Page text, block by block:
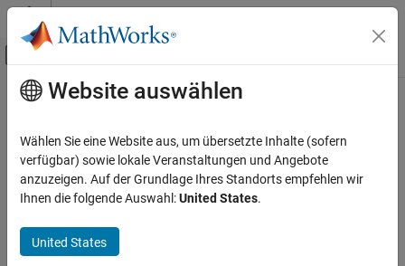
Weiter zum Inhalt
Umschaltung für Off-Canvas-
Startseite der Dokumentation
Polyspace Bug Finder
Reviewing and Reporting Results
Polyspace Bug Finder Results
Coding Standards
Hauptinhalt
CWE Rule 693
Protection Mechanism Failure
Since R2024a
expand all in page
The product does not use or incorrectly uses a protection
Website auswählen
Wählen Sie eine Website aus, um übersetzte Inhalte (sofern
verfügbar) sowie lokale Veranstaltungen und Angebote
anzuzeigen. Auf der Grundlage Ihres Standorts empfehlen wir
Ihnen die folgende Auswahl:United States.
United States